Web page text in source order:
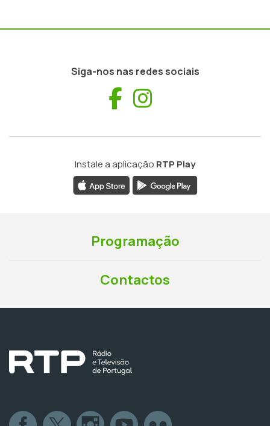
Siga-nos nas redes sociais
Facebook
Instale a aplicação RTP Play
Programação
Contactos